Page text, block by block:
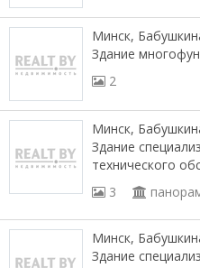
Минск,
Здание
2
Минск,
Здание
технического
3
Минск,
Здание